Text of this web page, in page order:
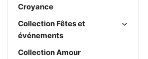
Croyance
Collection Fêtes et
événements
Collection Amour